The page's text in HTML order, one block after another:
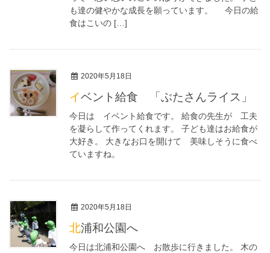
も達の健やかな成長を願っています。 今日の給
食はこいの […]
2020年5月18日
イベント給食 「ぶたさんライス」
今日は イベント給食です。 給食の先生が 工夫
を凝らして作ってくれます。 子ども達はお給食が
大好き。 大きなお口を開けて 美味しそうに食べ
ていますね。
2020年5月18日
北浦和公園へ
今日は北浦和公園へ お散歩に行きました。 木の